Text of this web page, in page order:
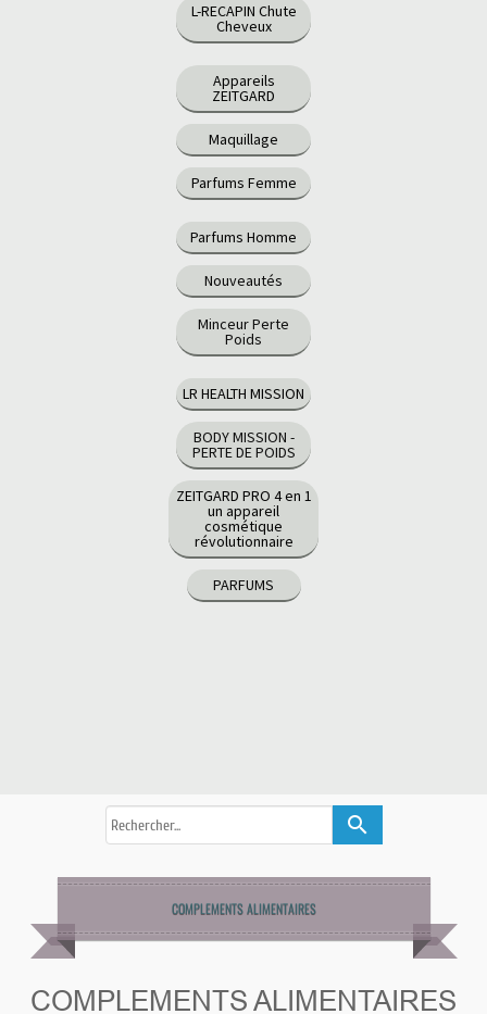
L-RECAPIN Chute
Cheveux
Appareils
ZEITGARD
Maquillage
Parfums Femme
Parfums Homme
Nouveautés
Minceur Perte
Poids
LR HEALTH MISSION
BODY MISSION -
PERTE DE POIDS
ZEITGARD PRO 4 en 1
un appareil
cosmétique
révolutionnaire
PARFUMS
search
COMPLEMENTS ALIMENTAIRES
COMPLEMENTS ALIMENTAIRES